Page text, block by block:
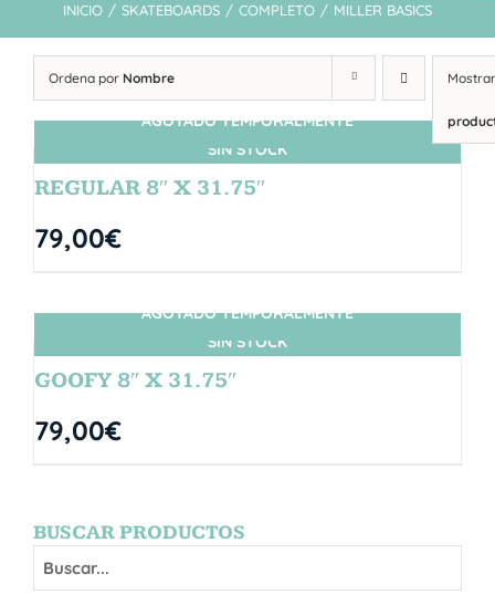
INICIO / SKATEBOARDS / COMPLETO / MILLER BASICS
Ordena por Nombre
SIN STOCK
AGOTADO TEMPORALMENTE
REGULAR 8″ X 31.75″
79,00€
SIN STOCK
AGOTADO TEMPORALMENTE
GOOFY 8″ X 31.75″
79,00€
BUSCAR PRODUCTOS